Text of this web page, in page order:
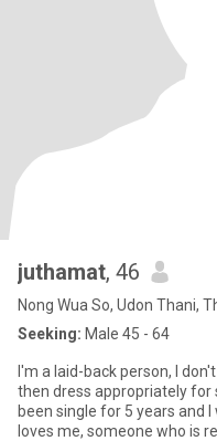
juthamat, 46
Nong Wua So, Udon Thani,
Seeking: Male 45 - 64
I'm a laid-back person, I
then dress appropriately for
been single for 5 years and I want to someone I
loves me, someone who is